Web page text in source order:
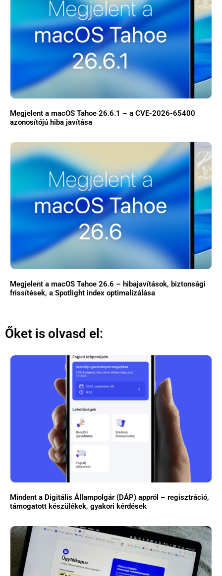
Megjelent a macOS Tahoe 26.6.1 – a CVE-2026-65400
azonosítójú hiba javítása
Megjelent a macOS Tahoe 26.6 – hibajavítások, biztonsági
frissítések, a Spotlight index optimalizálása
Őket is olvasd el:
Mindent a Digitális Állampolgár (DÁP) appról – regisztráció,
támogatott készülékek, gyakori kérdések